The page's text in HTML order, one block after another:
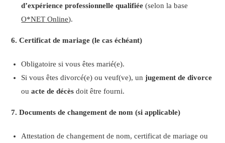
d’expérience professionnelle qualifiée (selon la base
O*NET Online).
6. Certificat de mariage (le cas échéant)
Obligatoire si vous êtes marié(e).
Si vous êtes divorcé(e) ou veuf(ve), unjugement de divorce
ouacte de décès doit être fourni.
7. Documents de changement de nom (si applicable)
Attestation de changement de nom, certificat de mariage ou